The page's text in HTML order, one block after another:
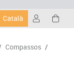
Català
Compassos /